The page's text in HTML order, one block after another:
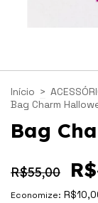
Início >
Bag Charm
Bag
R$55,00
Economize: